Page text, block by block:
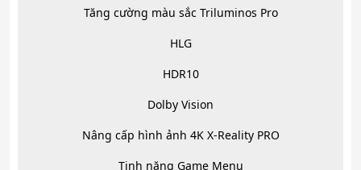
Tăng cường màu sắc Triluminos Pro
HLG
HDR10
Dolby Vision
Nâng cấp hình ảnh 4K X-Reality PRO
Tinh năng Game Menu